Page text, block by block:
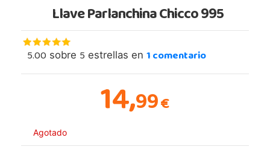
Llave Parlanchina Chicco 995
5.00 sobre 5 estrellas en 1comentario
14,99€
Agotado